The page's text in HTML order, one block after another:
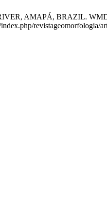
AMAPÁ, BRAZIL. WMD
revistageomorfologia/